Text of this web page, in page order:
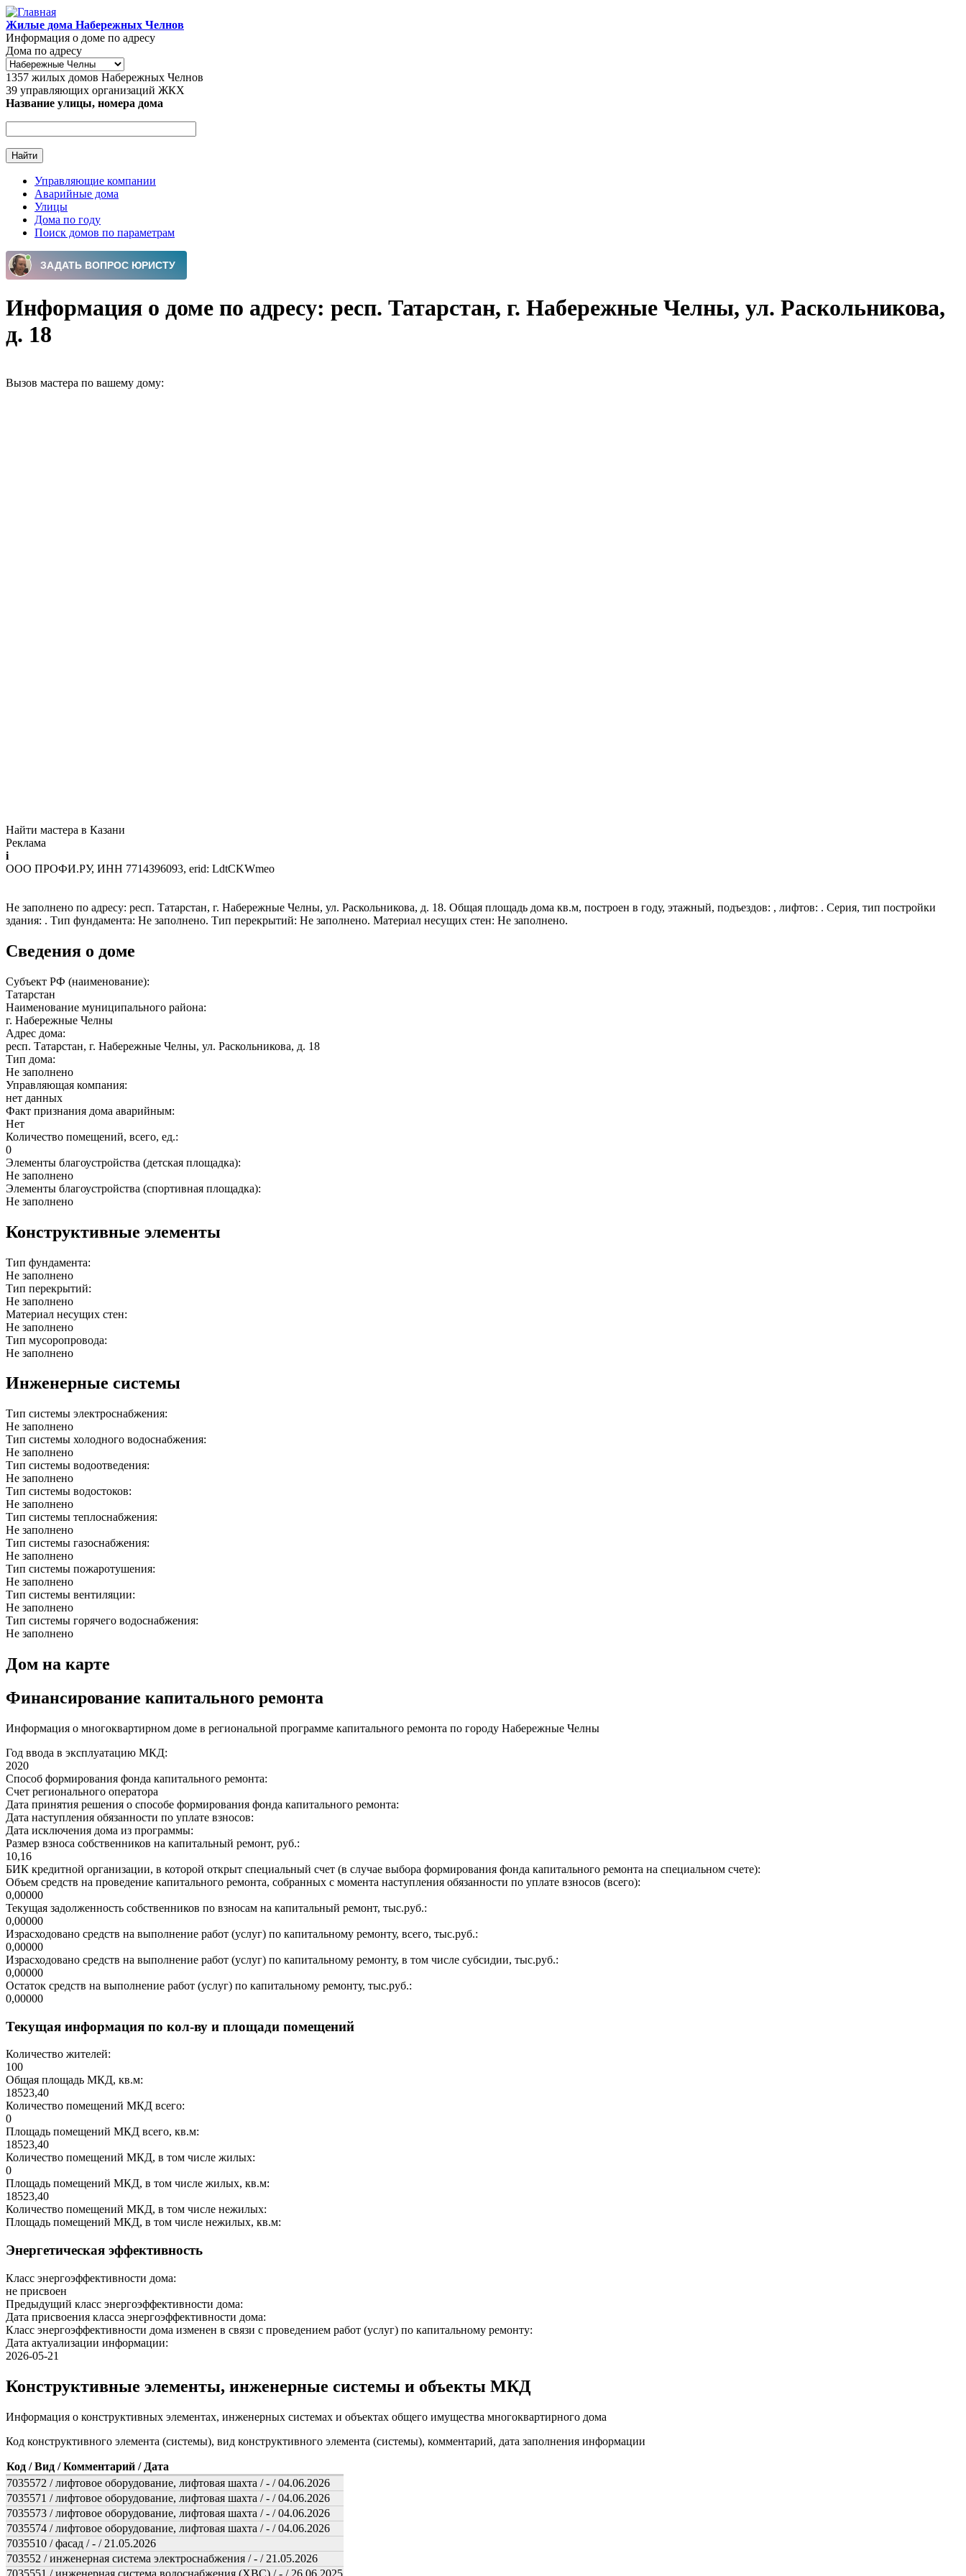
Перейти к основному содержанию
Жилые дома Набережных Челнов
Информация о доме по адресу
Дома по адресу
1357 жилых домов Набережных Челнов
39 управляющих организаций ЖКХ
Название улицы, номера дома
Главное меню
Управляющие компании
Аварийные дома
Улицы
Дома по году
Поиск домов по параметрам
Информация о доме по адресу: респ. Татарстан, г. Набережные Челны, ул. Раскольникова,
д. 18
Вызов мастера по вашему дому:
Найти мастера в Казани
Реклама
i
ООО ПРОФИ.РУ, ИНН 7714396093, erid: LdtCKWmeo
Не заполнено по адресу: респ. Татарстан, г. Набережные Челны, ул. Раскольникова, д. 18. Общая площадь дома кв.м, построен в году, этажный, подъездов: , лифтов: . Серия, тип постройки
здания: . Тип фундамента: Не заполнено. Тип перекрытий: Не заполнено. Материал несущих стен: Не заполнено.
Сведения о доме
Субъект РФ (наименование):
Татарстан
Наименование муниципального района:
г. Набережные Челны
Адрес дома:
респ. Татарстан, г. Набережные Челны, ул. Раскольникова, д. 18
Тип дома:
Не заполнено
Управляющая компания:
нет данных
Факт признания дома аварийным:
Нет
Количество помещений, всего, ед.:
0
Элементы благоустройства (детская площадка):
Не заполнено
Элементы благоустройства (спортивная площадка):
Не заполнено
Конструктивные элементы
Тип фундамента:
Не заполнено
Тип перекрытий:
Не заполнено
Материал несущих стен:
Не заполнено
Тип мусоропровода:
Не заполнено
Инженерные системы
Тип системы электроснабжения:
Не заполнено
Тип системы холодного водоснабжения:
Не заполнено
Тип системы водоотведения:
Не заполнено
Тип системы водостоков:
Не заполнено
Тип системы теплоснабжения:
Не заполнено
Тип системы газоснабжения:
Не заполнено
Тип системы пожаротушения:
Не заполнено
Тип системы вентиляции:
Не заполнено
Тип системы горячего водоснабжения:
Не заполнено
Дом на карте
Финансирование капитального ремонта
Информация о многоквартирном доме в региональной программе капитального ремонта по городу Набережные Челны
Год ввода в эксплуатацию МКД:
2020
Способ формирования фонда капитального ремонта:
Счет регионального оператора
Дата принятия решения о способе формирования фонда капитального ремонта:
Дата наступления обязанности по уплате взносов:
Дата исключения дома из программы:
Размер взноса собственников на капитальный ремонт, руб.:
10,16
БИК кредитной организации, в которой открыт специальный счет (в случае выбора формирования фонда капитального ремонта на специальном счете):
Объем средств на проведение капитального ремонта, собранных с момента наступления обязанности по уплате взносов (всего):
0,00000
Текущая задолженность собственников по взносам на капитальный ремонт, тыс.руб.:
0,00000
Израсходовано средств на выполнение работ (услуг) по капитальному ремонту, всего, тыс.руб.:
0,00000
Израсходовано средств на выполнение работ (услуг) по капитальному ремонту, в том числе субсидии, тыс.руб.:
0,00000
Остаток средств на выполнение работ (услуг) по капитальному ремонту, тыс.руб.:
0,00000
Текущая информация по кол-ву и площади помещений
Количество жителей:
100
Общая площадь МКД, кв.м:
18523,40
Количество помещений МКД всего:
0
Площадь помещений МКД всего, кв.м:
18523,40
Количество помещений МКД, в том числе жилых:
0
Площадь помещений МКД, в том числе жилых, кв.м:
18523,40
Количество помещений МКД, в том числе нежилых:
Площадь помещений МКД, в том числе нежилых, кв.м:
Энергетическая эффективность
Класс энергоэффективности дома:
не присвоен
Предыдущий класс энергоэффективности дома:
Дата присвоения класса энергоэффективности дома:
Класс энергоэффективности дома изменен в связи с проведением работ (услуг) по капитальному ремонту:
Дата актуализации информации:
2026-05-21
Конструктивные элементы, инженерные системы и объекты МКД
Информация о конструктивных элементах, инженерных системах и объектах общего имущества многоквартирного дома
Код конструктивного элемента (системы), вид конструктивного элемента (системы), комментарий, дата заполнения информации
Код / Вид / Комментарий / Дата
7035572 / лифтовое оборудование, лифтовая шахта / - / 04.06.2026
7035571 / лифтовое оборудование, лифтовая шахта / - / 04.06.2026
7035573 / лифтовое оборудование, лифтовая шахта / - / 04.06.2026
7035574 / лифтовое оборудование, лифтовая шахта / - / 04.06.2026
7035510 / фасад / - / 21.05.2026
703552 / инженерная система электроснабжения / - / 21.05.2026
7035551 / инженерная система водоснабжения (ХВС) / - / 26.06.2025